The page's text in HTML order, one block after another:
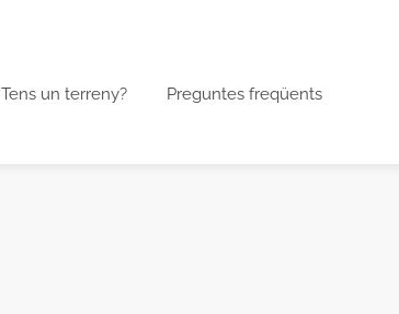
Tens un terreny? Preguntes freqüents